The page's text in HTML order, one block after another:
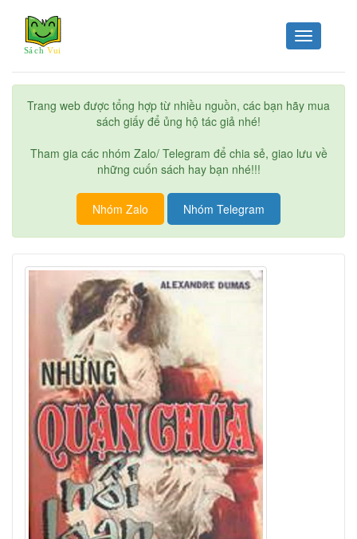
Toggle
navigation
Trang web được tổng hợp từ nhiều nguồn, các bạn hãy mua
sách giấy để ủng hộ tác giả nhé!
Tham gia các nhóm Zalo/ Telegram để chia sẻ, giao lưu về
những cuốn sách hay bạn nhé!!!
Nhóm Zalo Nhóm Telegram